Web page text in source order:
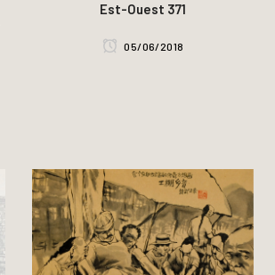
Est-Ouest 371
05/06/2018